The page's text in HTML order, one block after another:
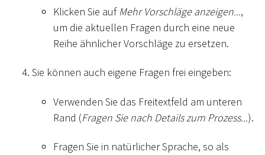
Klicken Sie aufMehr Vorschläge anzeigen...,
um die aktuellen Fragen durch eine neue
Reihe ähnlicher Vorschläge zu ersetzen.
Sie können auch eigene Fragen frei eingeben:
Verwenden Sie das Freitextfeld am unteren
Rand (Fragen Sie nach Details zum Prozess...).
Fragen Sie in natürlicher Sprache, so als